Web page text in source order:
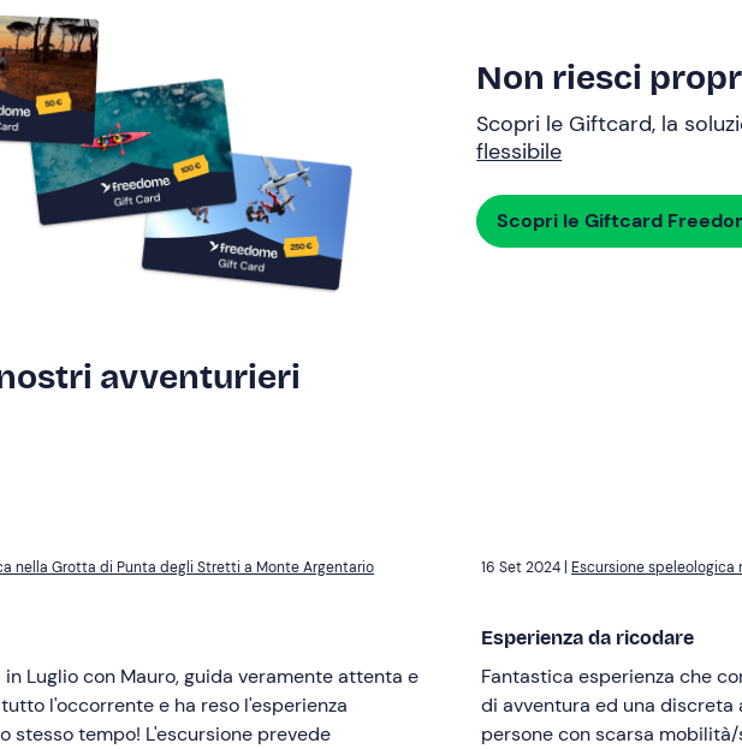
Non riesci
Scopri le Giftcard, la
flessibile
Scopri le Giftcard
avventurieri
nella Grotta di Punta degli Stretti a Monte Argentario
Luglio con Mauro, guida veramente attenta e
l'occorrente e ha reso l'esperienza
stesso tempo! L'escursione prevede
Escursione
Esperienza da ricodare
Fantastica esperienza che
di avventura ed una discreta
persone con scarsa